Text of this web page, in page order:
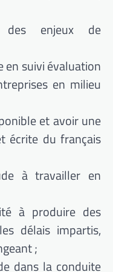
enjeux de
en suivi évaluation
en milieu
et avoir une
écrite du français
à travailler en
à produire des
délais impartis,
;
dans la conduite